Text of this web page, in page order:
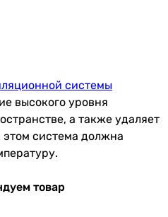
системы
высокого уровня
а также удаляет
система должна
товар